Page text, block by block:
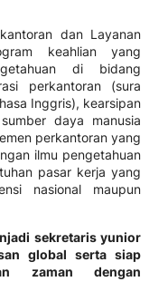
dan Layanan
keahlian yang
di bidang
perkantoran (sura
Inggris), kearsipan
daya manusia
perkantoran yang
ilmu pengetahuan
pasar kerja yang
nasional maupun
sekretaris yunior
global serta siap
zaman dengan